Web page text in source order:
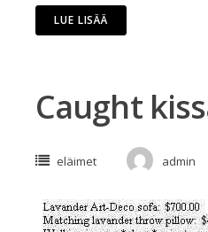
LUE LISÄÄ
Caught
eläimet admin